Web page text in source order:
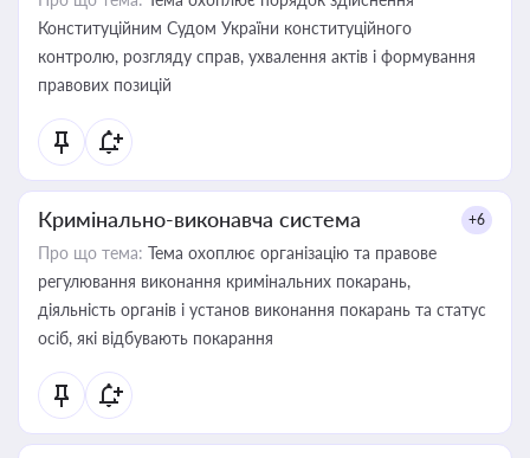
Конституційним Судом України конституційного
контролю, розгляду справ, ухвалення актів і формування
правових позицій
Кримінально-виконавча система +6
Про що тема: Тема охоплює організацію та правове
регулювання виконання кримінальних покарань,
діяльність органів і установ виконання покарань та статус
осіб, які відбувають покарання